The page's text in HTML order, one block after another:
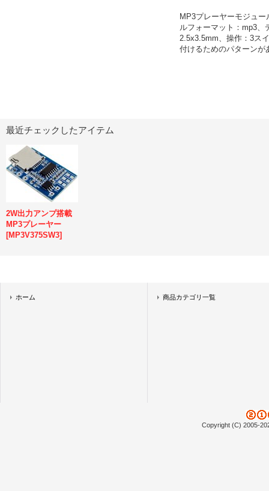
MP3プレーヤーモジュ
ルフォーマット：mp3、
2.5x3.5mm、操作：3ス
付けるためのパターンが
最近チェックしたアイテム
2W出力アンプ搭載
MP3プレーヤー
[MP3V375SW3]
ホーム 商品カテゴリ一覧
Copyright (C) 2005-